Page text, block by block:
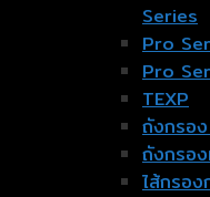
Series
Pro
Pro
TEXP
ถังกรอ
ถังกรอ
ไส้กรอง